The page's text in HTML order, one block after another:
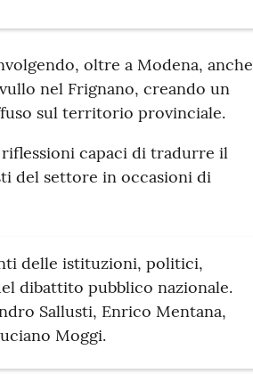
oltre a Modena, anche
nel Frignano, creando un
sul territorio provinciale.
capaci di tradurre il
del settore in occasioni di
delle istituzioni, politici,
dibattito pubblico nazionale.
Sallusti, Enrico Mentana,
Moggi.